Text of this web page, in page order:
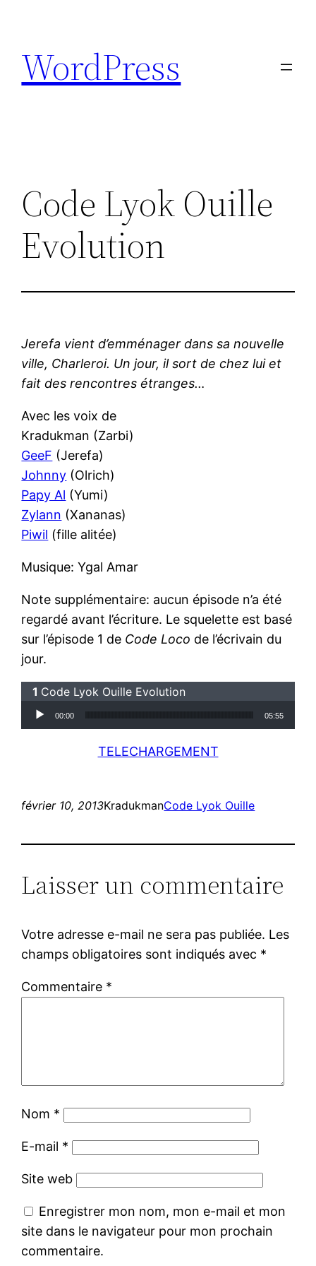
contenu
WordPress
Code Lyok Ouille
Evolution
Jerefa vient d’emménager dans sa nouvelle
ville, Charleroi. Un jour, il sort de chez lui et
fait des rencontres étranges…
Avec les voix de
Kradukman (Zarbi)
GeeF (Jerefa)
Johnny (Olrich)
Papy Al (Yumi)
Zylann (Xananas)
Piwil (fille alitée)
Musique: Ygal Amar
Note supplémentaire: aucun épisode n’a été
regardé avant l’écriture. Le squelette est basé
sur l’épisode 1 de Code Loco de l’écrivain du
jour.
Code Lyok Ouille Evolution
Lecteur audio
00:00 05:55
TELECHARGEMENT
février 10, 2013KradukmanCode Lyok Ouille
Laisser un commentaire
Votre adresse e-mail ne sera pas publiée. Les
champs obligatoires sont indiqués avec *
Commentaire *
Nom *
E-mail *
Site web
Enregistrer mon nom, mon e-mail et mon
site dans le navigateur pour mon prochain
commentaire.